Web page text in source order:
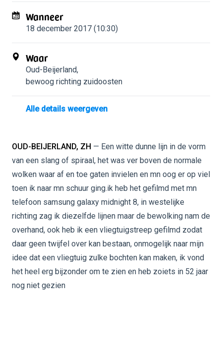
Wanneer
18 december 2017 (10:30)
Waar
Oud-Beijerland,
bewoog richting zuidoosten
Alle details weergeven
OUD-BEIJERLAND, ZH — Een witte dunne lijn in de vorm
van een slang of spiraal, het was ver boven de normale
wolken waar af en toe gaten invielen en mn oog er op viel
toen ik naar mn schuur ging.ik heb het gefilmd met mn
telefoon samsung galaxy midnight 8, in westelijke
richting zag ik diezelfde lijnen maar de bewolking nam de
overhand, ook heb ik een vliegtuigstreep gefilmd zodat
daar geen twijfel over kan bestaan, onmogelijk naar mijn
idee dat een vliegtuig zulke bochten kan maken, ik vond
het heel erg bijzonder om te zien en heb zoiets in 52 jaar
nog niet gezien